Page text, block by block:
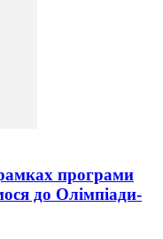
програми
до Олімпіади-